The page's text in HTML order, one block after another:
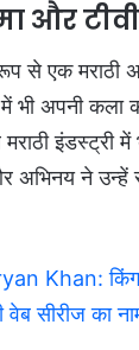
और
से एक मराठी
भी अपनी कला
इंडस्ट्री में
ने उन्हें
Khan:
सीरीज का